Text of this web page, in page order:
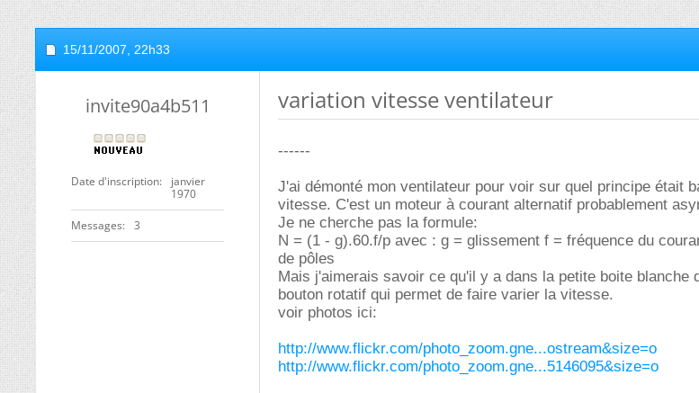
15/11/2007, 22h33
invite90a4b511
Date d'inscription
janvier
1970
Messages 3
variation vitesse ventilateur
------
J'ai démonté mon ventilateur pour voir sur quel principe était
vitesse. C'est un moteur à courant alternatif probablement
Je ne cherche pas la formule:
N = (1 - g).60.f/p avec : g = glissement f = fréquence du
de pôles
Mais j'aimerais savoir ce qu'il y a dans la petite boite blanche
bouton rotatif qui permet de faire varier la vitesse.
voir photos ici:
http://www.flickr.com/photo_zoom.gne...ostream&size=o
http://www.flickr.com/photo_zoom.gne...5146095&size=o